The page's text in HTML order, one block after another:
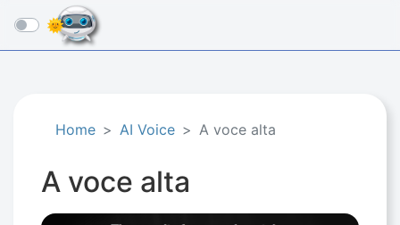
☰
Home AI Voice A voce alta
A voce alta